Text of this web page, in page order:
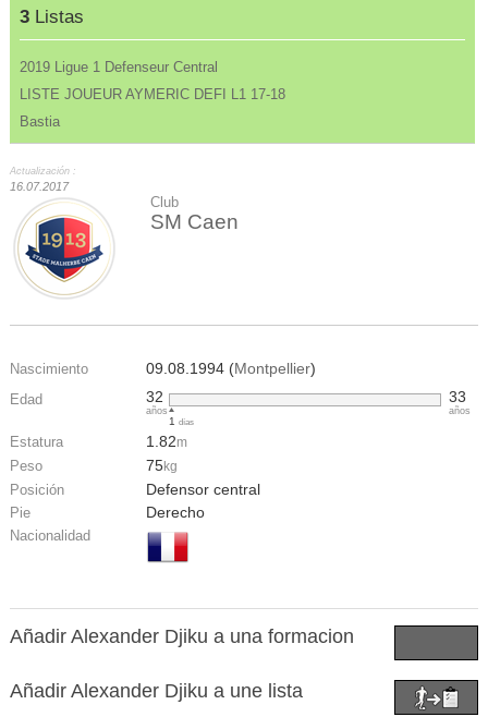
3 Listas
2019 Ligue 1 Defenseur Central
LISTE JOUEUR AYMERIC DEFI L1 17-18
Bastia
Actualización :
16.07.2017
Club
SM Caen
Nascimiento 09.08.1994 (Montpellier)
Edad 32
años
1 días
33
años
Estatura 1.82m
Peso 75kg
Posición Defensor central
Pie Derecho
Nacionalidad
Añadir Alexander Djiku a una formacion
Añadir Alexander Djiku a une lista